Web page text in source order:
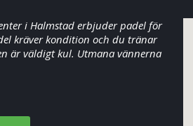
i Halmstad erbjuder padel för
kräver kondition och du tränar
är väldigt kul. Utmana vännerna